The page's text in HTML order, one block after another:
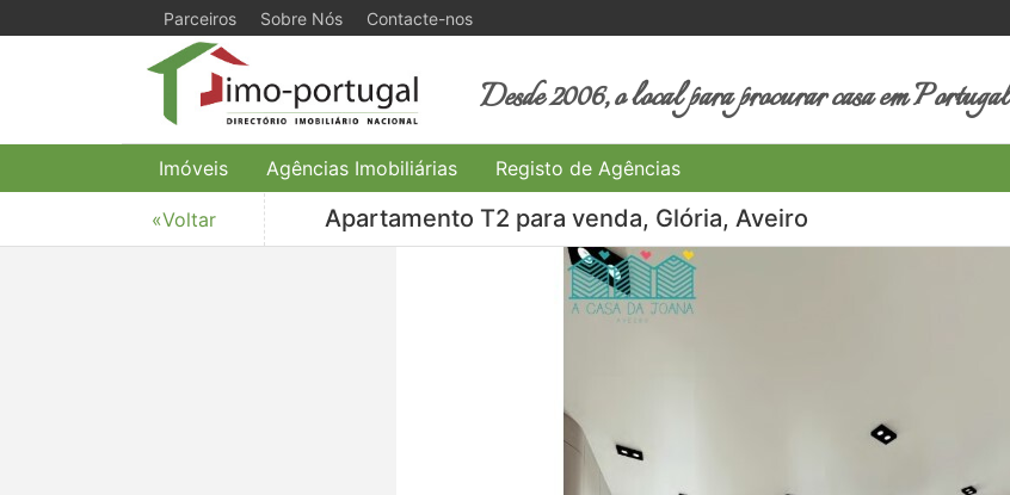
Parceiros Sobre Nós Contacte-nos
Desde 2006, o local para procurar casa em Portugal
Imóveis Agências Imobiliárias Registo de Agências
«Voltar Apartamento T2 para venda, Glória, Aveiro